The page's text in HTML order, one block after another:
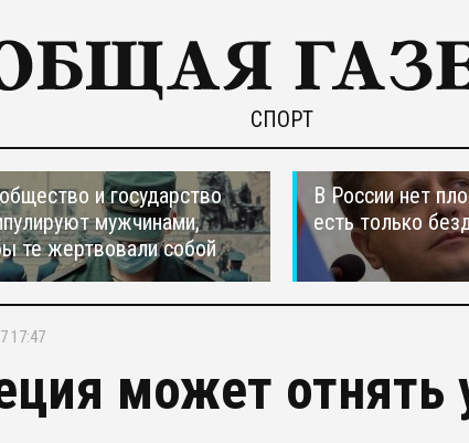
СПОРТ
и государство
мужчинами,
те жертвовали собой
В России нет
есть только
17:47
может